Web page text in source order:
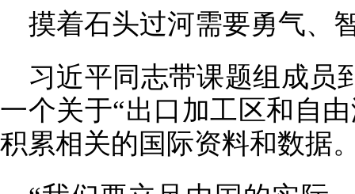
摸着石头过河需要勇气、
习近平同志带课题组成员
一个关于“出口加工区和自
积累相关的国际资料和数据